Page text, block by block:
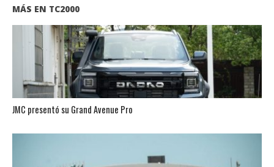
MÁS EN TC2000
JMC presentó su Grand Avenue Pro